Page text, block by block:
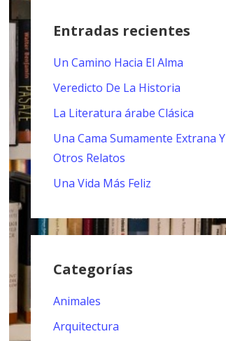
Entradas recientes
Un Camino Hacia El Alma
Veredicto De La Historia
La Literatura árabe Clásica
Una Cama Sumamente Extrana Y
Otros Relatos
Una Vida Más Feliz
Categorías
Animales
Arquitectura